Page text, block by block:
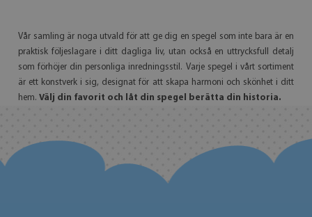
Vår samling är noga utvald för att ge dig en spegel som inte bara är en
praktisk följeslagare i ditt dagliga liv, utan också en uttrycksfull detalj
som förhöjer din personliga inredningsstil. Varje spegel i vårt sortiment
är ett konstverk i sig, designat för att skapa harmoni och skönhet i ditt
hem. Välj din favorit och låt din spegel berätta din historia.